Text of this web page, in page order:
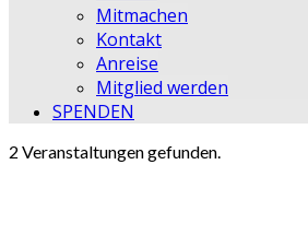
Mitmachen
Kontakt
Anreise
Mitglied werden
SPENDEN
2 Veranstaltungen gefunden.